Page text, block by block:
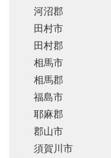
河沼郡
田村市
田村郡
相馬市
相馬郡
福島市
耶麻郡
郡山市
須賀川市